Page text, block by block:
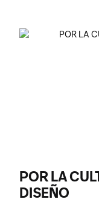
POR LA
DISEÑO